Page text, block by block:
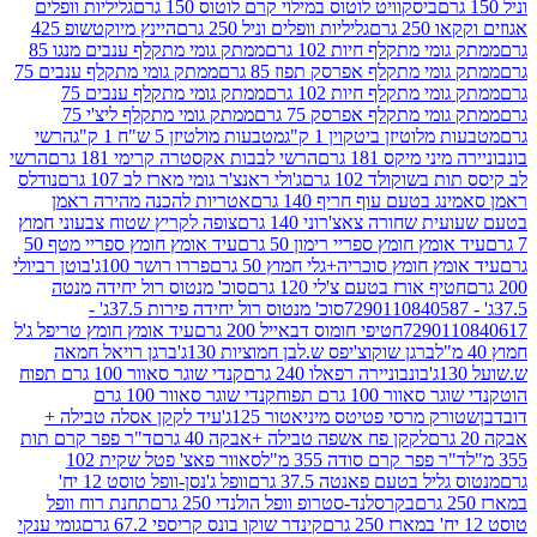
ביסקוויט לוטוס במילוי קרם לוטוס 150 גרם
גליליות וופלים
גרם
גליליות וופלים וניל 250 גרם
היינץ מיוקטשופ 425
מתקלף חיות 102 גרם
ממתק גומי מתקלף ענבים מנגו 85
מתקלף אפרסק תפוז 85 גרם
ממתק גומי מתקלף ענבים 75
מתקלף חיות 102 גרם
ממתק גומי מתקלף ענבים 75
מתקלף אפרסק 75 גרם
ממתק גומי מתקלף ליצ'י 75
ביטקוין 1 ק"ג
מטבעות מולטיזן 5 ש"ח 1 ק"ג
הרשי
מיקס 181 גרם
הרשי לבבות אקסטרה קרימי 181 גרם
הרשי
102 גרם
ג'ולי ראנצ'ר גומי מארז לב 107 גרם
נודלס
עוף חריף 140 גרם
אטריות להכנה מהירה ראמן
שחורה צאצ'רוני 140 גרם
צופה לקריץ שטוח צבעוני חמוץ
חומץ ספריי רימון 50 גרם
עיד אומץ חומץ ספריי מטף 50
חומץ סוכריה+גלי חמוץ 50 גרם
פררו רושר 100ג'
בוטן רביולי
אורז בטעם צ'לי 120 גרם
סוכ' מנטוס רול יחידה מנטה
סוכ' מנטוס רול יחידה פירות 37.5ג' -
חטיפי חומוס דבאייל 200 גרם
עיד אומץ חומץ טריפל ג'ל
ברגן שוקוצ'יפס ש.לבן חמוציות 130ג'
ברגן רויאל חמאה
בונבוניירה רפאלו 240 גרם
קנדי שוגר סאוור 100 גרם תפוח
100 גרם תפוח
קנדי שוגר סאוור 100 גרם
מרסי פטיטס מיניאטור 125ג'
עיד לקקן אסלה טבילה +
לקקן פח אשפה טבילה +אבקה 40 גרם
ד"ר פפר קרם תות
פפר קרם סודה 355 מ"ל
סאוור פאצ' פטל שקית 102
בטעם פאנטה 37.5 גרם
וופל ג'נסן-וופל טוסט 12 יח'
בקרסלנד-סטרופ וופל הולנדי 250 גרם
תחנת רוח וופל
קינדר שוקו בונס קריספי 67.2 גרם
גומי ענקי